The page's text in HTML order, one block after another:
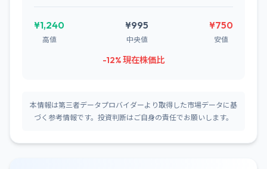
¥1,240
高値
¥995
中央値
¥750
安値
-12% 現在株価比
本情報は第三者データプロバイダーより取得した市場データに基
づく参考情報です。投資判断はご自身の責任でお願いします。